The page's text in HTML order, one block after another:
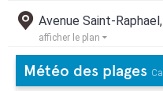
Avenue Saint-
afficher le plan
Météo des plages